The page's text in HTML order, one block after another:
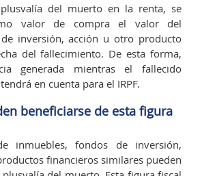
del muerto en la renta, se
valor de compra el valor del
inversión, acción u otro producto
del fallecimiento. De esta forma,
generada mientras el fallecido
en cuenta para el IRPF.
beneficiarse de esta figura
inmuebles, fondos de inversión,
financieros similares pueden